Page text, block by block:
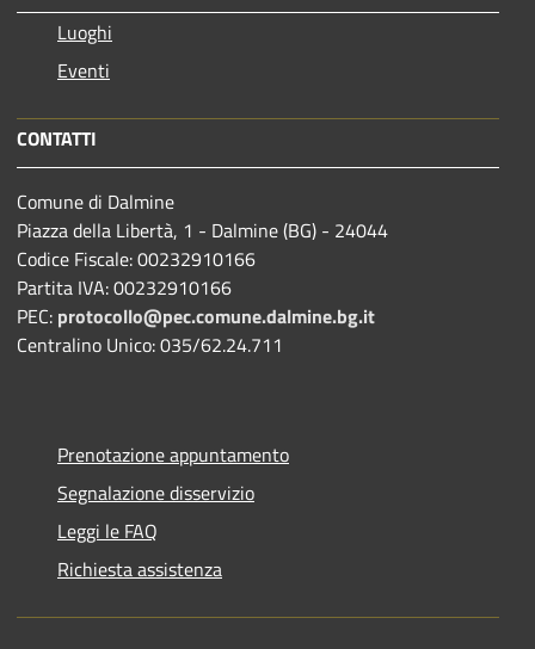
Luoghi
Eventi
CONTATTI
Comune di Dalmine
Piazza della Libertà, 1 - Dalmine (BG) - 24044
Codice Fiscale: 00232910166
Partita IVA: 00232910166
PEC: protocollo@pec.comune.dalmine.bg.it
Centralino Unico: 035/62.24.711
Prenotazione appuntamento
Segnalazione disservizio
Leggi le FAQ
Richiesta assistenza